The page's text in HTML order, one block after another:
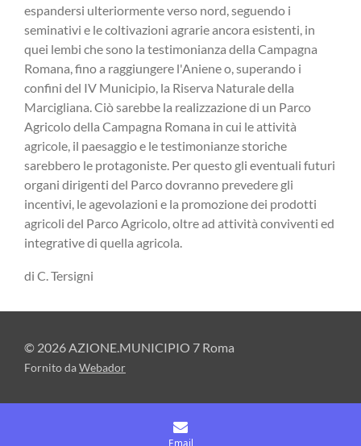
espandersi ulteriormente verso nord, seguendo i
seminativi e le coltivazioni agrarie ancora esistenti, in
quei lembi che sono la testimonianza della Campagna
Romana, fino a raggiungere l'Aniene o, superando i
confini del IV Municipio, la Riserva Naturale della
Marcigliana. Ciò sarebbe la realizzazione di un Parco
Agricolo della Campagna Romana in cui le attività
agricole, il paesaggio e le testimonianze storiche
sarebbero le protagoniste. Per questo gli eventuali futuri
organi dirigenti del Parco dovranno prevedere gli
incentivi, le agevolazioni e la promozione dei prodotti
agricoli del Parco Agricolo, oltre ad attività conviventi ed
integrative di quella agricola.
di C. Tersigni
© 2026 AZIONE.MUNICIPIO 7 Roma
Fornito daWebador
Email